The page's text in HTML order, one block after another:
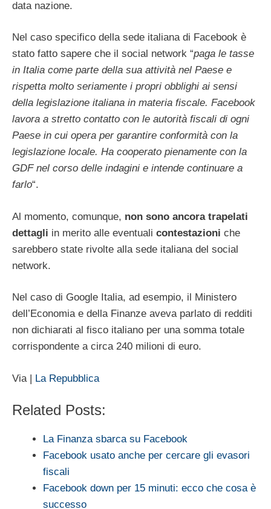
data nazione.
Nel caso specifico della sede italiana di Facebook è
stato fatto sapere che il social network “paga le tasse
in Italia come parte della sua attività nel Paese e
rispetta molto seriamente i propri obblighi ai sensi
della legislazione italiana in materia fiscale. Facebook
lavora a stretto contatto con le autorità fiscali di ogni
Paese in cui opera per garantire conformità con la
legislazione locale. Ha cooperato pienamente con la
GDF nel corso delle indagini e intende continuare a
farlo“.
Al momento, comunque, non sono ancora trapelati
dettagli in merito alle eventuali contestazioni che
sarebbero state rivolte alla sede italiana del social
network.
Nel caso di Google Italia, ad esempio, il Ministero
dell’Economia e della Finanze aveva parlato di redditi
non dichiarati al fisco italiano per una somma totale
corrispondente a circa 240 milioni di euro.
Via | La Repubblica
Related Posts:
La Finanza sbarca su Facebook
Facebook usato anche per cercare gli evasori
fiscali
Facebook down per 15 minuti: ecco che cosa è
successo